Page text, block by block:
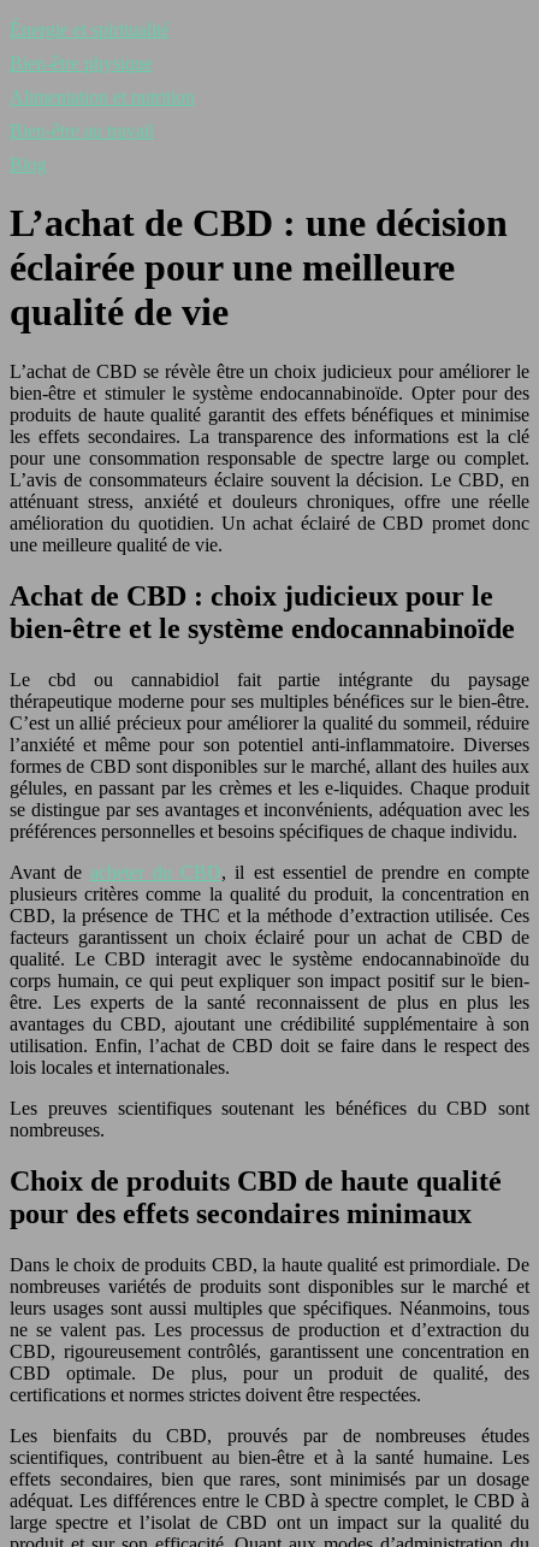
Énergie et spiritualité
Bien-être physique
Alimentation et nutrition
Bien-être au travail
Blog
L’achat de CBD : une décision
éclairée pour une meilleure
qualité de vie
L’achat de CBD se révèle être un choix judicieux pour améliorer le
bien-être et stimuler le système endocannabinoïde. Opter pour des
produits de haute qualité garantit des effets bénéfiques et minimise
les effets secondaires. La transparence des informations est la clé
pour une consommation responsable de spectre large ou complet.
L’avis de consommateurs éclaire souvent la décision. Le CBD, en
atténuant stress, anxiété et douleurs chroniques, offre une réelle
amélioration du quotidien. Un achat éclairé de CBD promet donc
une meilleure qualité de vie.
Achat de CBD : choix judicieux pour le
bien-être et le système endocannabinoïde
Le cbd ou cannabidiol fait partie intégrante du paysage
thérapeutique moderne pour ses multiples bénéfices sur le bien-être.
C’est un allié précieux pour améliorer la qualité du sommeil, réduire
l’anxiété et même pour son potentiel anti-inflammatoire. Diverses
formes de CBD sont disponibles sur le marché, allant des huiles aux
gélules, en passant par les crèmes et les e-liquides. Chaque produit
se distingue par ses avantages et inconvénients, adéquation avec les
préférences personnelles et besoins spécifiques de chaque individu.
Avant deacheter du CBD, il est essentiel de prendre en compte
plusieurs critères comme la qualité du produit, la concentration en
CBD, la présence de THC et la méthode d’extraction utilisée. Ces
facteurs garantissent un choix éclairé pour un achat de CBD de
qualité. Le CBD interagit avec le système endocannabinoïde du
corps humain, ce qui peut expliquer son impact positif sur le bien-
être. Les experts de la santé reconnaissent de plus en plus les
avantages du CBD, ajoutant une crédibilité supplémentaire à son
utilisation. Enfin, l’achat de CBD doit se faire dans le respect des
lois locales et internationales.
Les preuves scientifiques soutenant les bénéfices du CBD sont
nombreuses.
Choix de produits CBD de haute qualité
pour des effets secondaires minimaux
Dans le choix de produits CBD, la haute qualité est primordiale. De
nombreuses variétés de produits sont disponibles sur le marché et
leurs usages sont aussi multiples que spécifiques. Néanmoins, tous
ne se valent pas. Les processus de production et d’extraction du
CBD, rigoureusement contrôlés, garantissent une concentration en
CBD optimale. De plus, pour un produit de qualité, des
certifications et normes strictes doivent être respectées.
Les bienfaits du CBD, prouvés par de nombreuses études
scientifiques, contribuent au bien-être et à la santé humaine. Les
effets secondaires, bien que rares, sont minimisés par un dosage
adéquat. Les différences entre le CBD à spectre complet, le CBD à
large spectre et l’isolat de CBD ont un impact sur la qualité du